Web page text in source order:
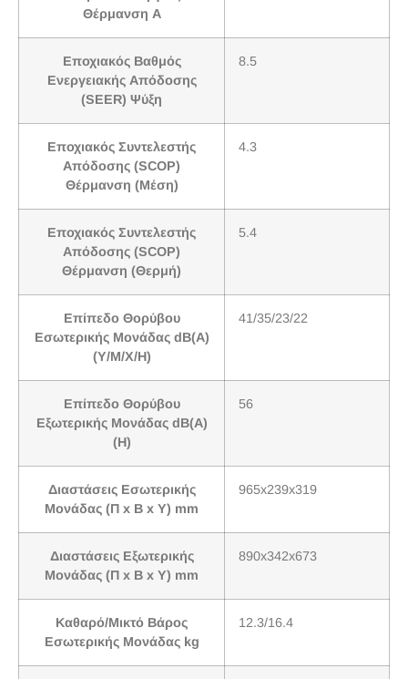
Θέρμανση A
Εποχιακός Βαθμός
Ενεργειακής Απόδοσης
(SEER) Ψύξη
8.5
Εποχιακός Συντελεστής
Απόδοσης (SCOP)
Θέρμανση (Μέση)
4.3
Εποχιακός Συντελεστής
Απόδοσης (SCOP)
Θέρμανση (Θερμή)
5.4
Επίπεδο Θορύβου
Εσωτερικής Μονάδας dB(A)
(Υ/Μ/Χ/H)
41/35/23/22
Επίπεδο Θορύβου
Εξωτερικής Μονάδας dB(A)
(H)
56
Διαστάσεις Εσωτερικής
Μονάδας (Π x Β x Υ) mm
965x239x319
Διαστάσεις Εξωτερικής
Μονάδας (Π x Β x Υ) mm
890x342x673
Καθαρό/Μικτό Βάρος
Εσωτερικής Μονάδας kg
12.3/16.4